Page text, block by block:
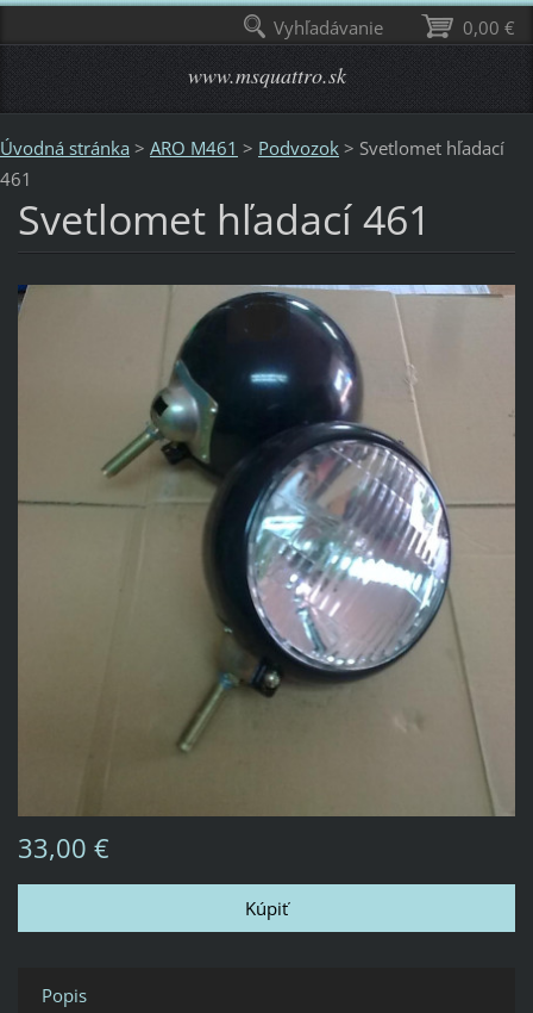
www.msquattro.sk
Úvodná stránka > ARO M461 > Podvozok > Svetlomet hľadací
461
Svetlomet hľadací 461
33,00 €
Popis
0,00 €
Vyhľadávanie